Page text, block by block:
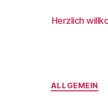
Herzlich
ALLGEMEIN